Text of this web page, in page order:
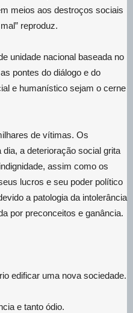
meios aos destroços sociais
reproduz.
unidade nacional baseada no
pontes do diálogo e do
e humanístico sejam o cerne
de vítimas. Os
a deterioração social grita
assim como os
lucros e seu poder político
a patologia da intolerância
por preconceitos e ganância.
edificar uma nova sociedade.
e tanto ódio.